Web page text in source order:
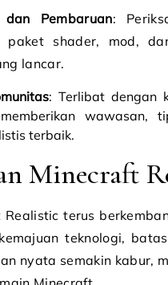
Pembaruan:
shader, mod,
lancar.
: Terlibat dengan
wawasan,
terbaik.
Minecraft
Realistic terus
teknologi,
nyata semakin kabur,